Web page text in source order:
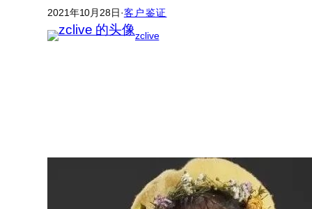
2021年10月28日·客户鉴证
zclive